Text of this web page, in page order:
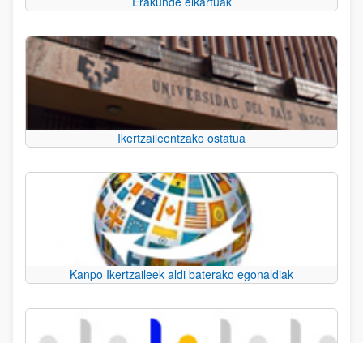
Ikertzaileentzako ostatua
Kanpo Ikertzaileek aldi baterako egonaldiak